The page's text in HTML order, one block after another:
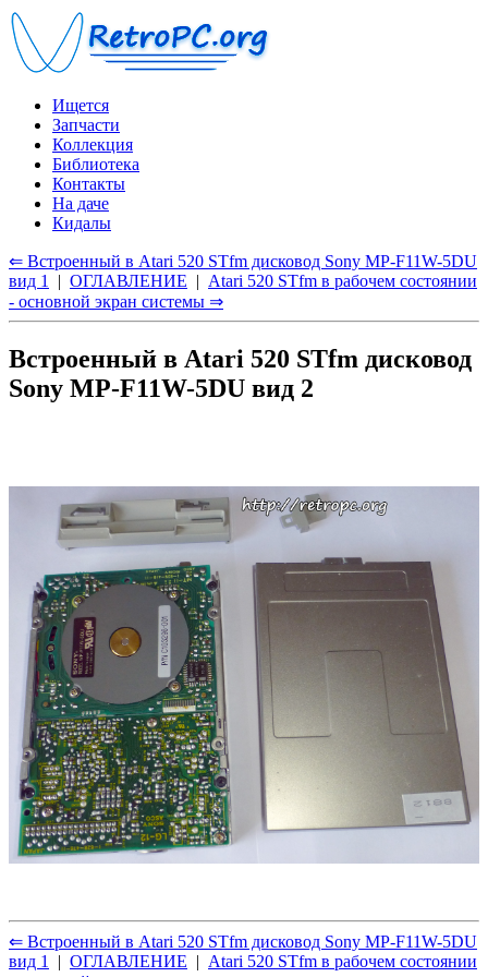
Ищется
Запчасти
Коллекция
Библиотека
Контакты
На даче
Кидалы
⇐ Встроенный в Atari 520 STfm дисковод Sony MP-F11W-5DU
вид 1
| ОГЛАВЛЕНИЕ | Atari 520 STfm в рабочем состоянии
- основной экран системы ⇒
Встроенный в Atari 520 STfm дисковод
Sony MP-F11W-5DU вид 2
⇐ Встроенный в Atari 520 STfm дисковод Sony MP-F11W-5DU
вид 1
| ОГЛАВЛЕНИЕ | Atari 520 STfm в рабочем состоянии